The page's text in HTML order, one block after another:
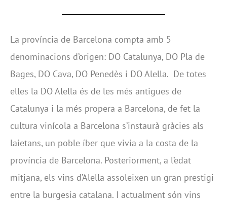
La província de Barcelona compta amb 5
denominacions d’origen: DO Catalunya, DO Pla de
Bages, DO Cava, DO Penedès i DO Alella. De totes
elles la DO Alella és de les més antigues de
Catalunya i la més propera a Barcelona, de fet la
cultura vinícola a Barcelona s’instaurà gràcies als
laietans, un poble íber que vivia a la costa de la
província de Barcelona. Posteriorment, a l’edat
mitjana, els vins d’Alella assoleixen un gran prestigi
entre la burgesia catalana. I actualment són vins